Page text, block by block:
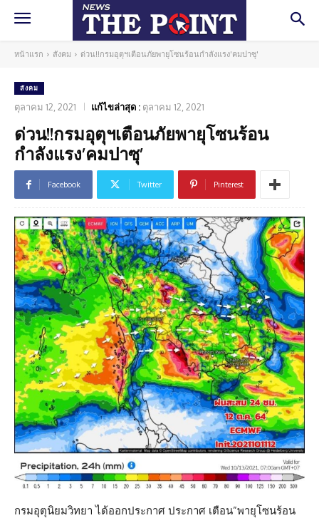
หน้าแรก สังคม ด่วน!!กรมอุตุฯเตือนภัยพายุโซนร้อนกำลังแรง'คมปาซุ'
สังคม
ตุลาคม 12, 2021 แก้ไขล่าสุด : ตุลาคม 12, 2021
ด่วน!!กรมอุตุฯเตือนภัยพายุโซนร้อน
กำลังแรง’คมปาซุ’
Facebook Twitter Pinterest
กรมอุตุนิยมวิทยา ได้ออกประกาศ ประกาศ เตือน”พายุโซนร้อน